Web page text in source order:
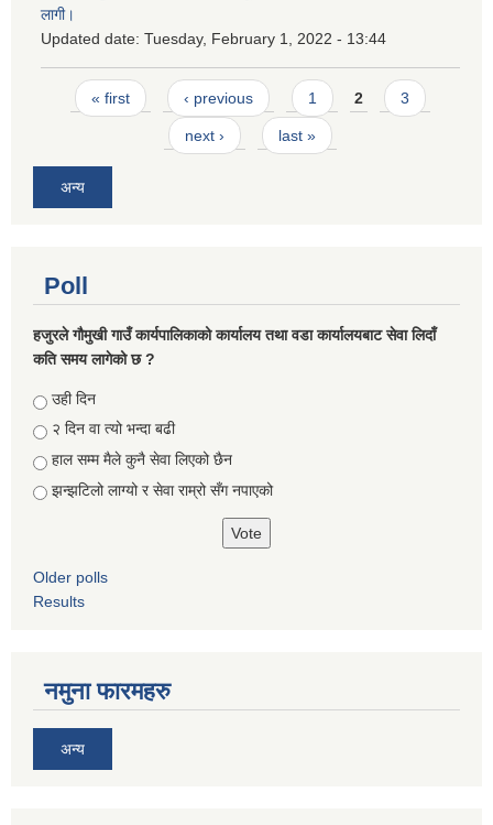
लागी।
Updated date: Tuesday, February 1, 2022 - 13:44
Pages
« first ‹ previous 1 2 3
next › last »
अन्य
Poll
हजुरले गौमुखी गाउँ कार्यपालिकाको कार्यालय तथा वडा कार्यालयबाट सेवा लिदाँ
कति समय लागेको छ ?
Choices
उही दिन
२ दिन वा त्यो भन्दा बढी
हाल सम्म मैले कुनै सेवा लिएको छैन
झन्झटिलो लाग्यो र सेवा राम्रो सँग नपाएको
Older polls
Results
नमुना फारमहरु
अन्य